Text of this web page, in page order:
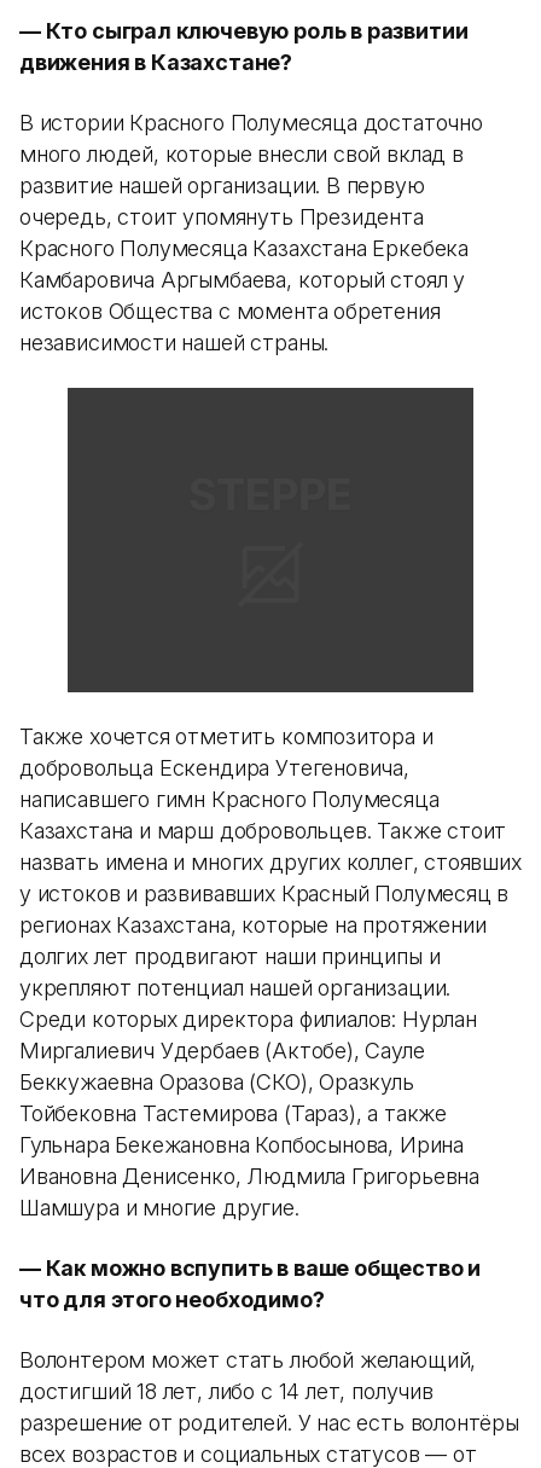
— Кто сыграл ключевую роль в развитии
движения в Казахстане?
В истории Красного Полумесяца достаточно
много людей, которые внесли свой вклад в
развитие нашей организации. В первую
очередь, стоит упомянуть Президента
Красного Полумесяца Казахстана Еркебека
Камбаровича Аргымбаева, который стоял у
истоков Общества с момента обретения
независимости нашей страны.
Также хочется отметить композитора и
добровольца Ескендира Утегеновича,
написавшего гимн Красного Полумесяца
Казахстана и марш добровольцев. Также стоит
назвать имена и многих других коллег, стоявших
у истоков и развивавших Красный Полумесяц в
регионах Казахстана, которые на протяжении
долгих лет продвигают наши принципы и
укрепляют потенциал нашей организации.
Среди которых директора филиалов: Нурлан
Миргалиевич Удербаев (Актобе), Сауле
Беккужаевна Оразова (СКО), Оразкуль
Тойбековна Тастемирова (Тараз), а также
Гульнара Бекежановна Копбосынова, Ирина
Ивановна Денисенко, Людмила Григорьевна
Шамшура и многие другие.
— Как можно вспупить в ваше общество и
что для этого необходимо?
Волонтером может стать любой желающий,
достигший 18 лет, либо с 14 лет, получив
разрешение от родителей. У нас есть волонтёры
всех возрастов и социальных статусов — от